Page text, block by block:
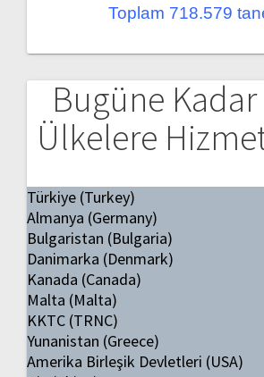
Toplam 718.579
Bugüne
Ülkelere
Türkiye (Turkey)
Almanya (Germany)
Bulgaristan (Bulgaria)
Danimarka (Denmark)
Kanada (Canada)
Malta (Malta)
KKTC (TRNC)
Yunanistan (Greece)
Amerika Birleşik Devletleri (USA)